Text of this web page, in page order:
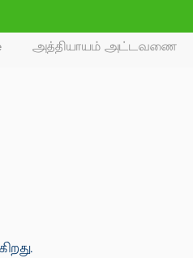
அத்தியாயம் அட்டவணை